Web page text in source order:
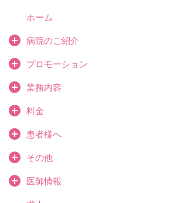
ホーム
病院のご紹介
プロモーション
業務内容
料金
患者様へ
その他
医師情報